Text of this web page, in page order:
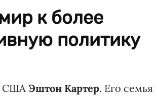
к более
политику
США Эштон Картер. Его семья